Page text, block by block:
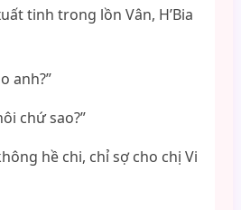
tinh trong lồn Vân, H’Bia
anh?”
chứ sao?”
hề chi, chỉ sợ cho chị Vi